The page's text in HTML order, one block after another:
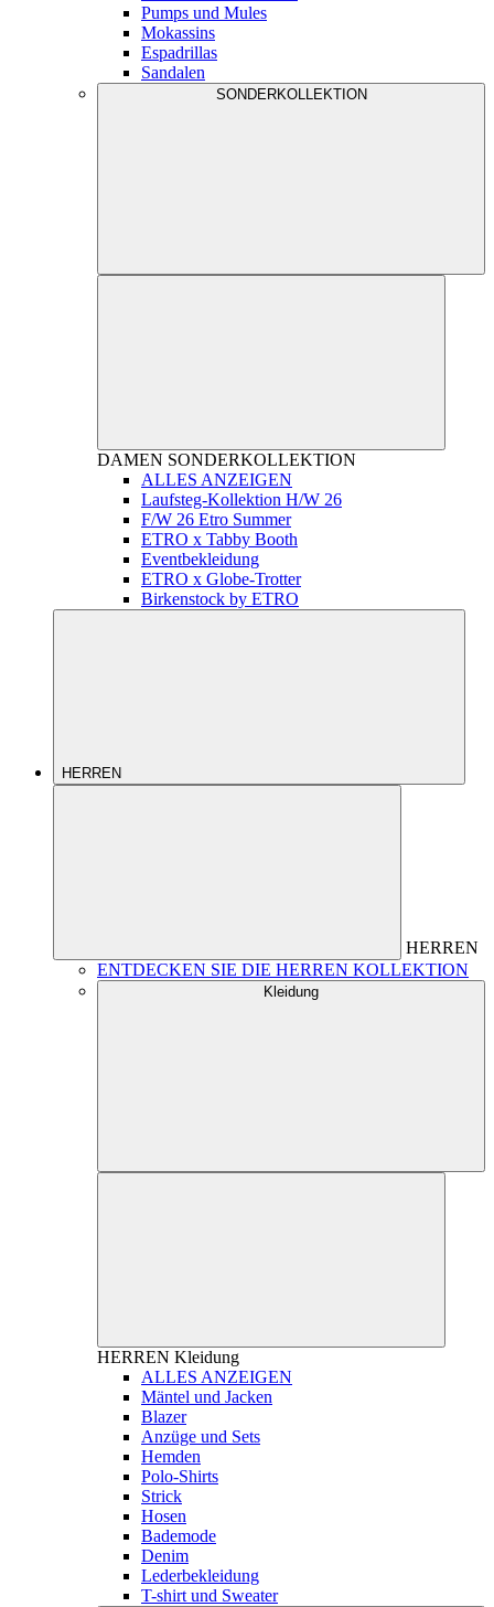
Pumps und Mules
Mokassins
Espadrillas
Sandalen
SONDERKOLLEKTION
DAMEN SONDERKOLLEKTION
ALLES ANZEIGEN
Laufsteg-Kollektion H/W 26
F/W 26 Etro Summer
ETRO x Tabby Booth
Eventbekleidung
ETRO x Globe-Trotter
Birkenstock by ETRO
HERREN
HERREN
ENTDECKEN SIE DIE HERREN KOLLEKTION
Kleidung
HERREN Kleidung
ALLES ANZEIGEN
Mäntel und Jacken
Blazer
Anzüge und Sets
Hemden
Polo-Shirts
Strick
Hosen
Bademode
Denim
Lederbekleidung
T-shirt und Sweater